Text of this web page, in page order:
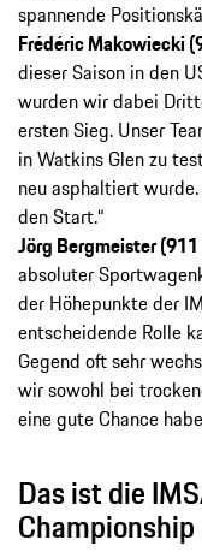
spannende
Frédéric Makowiecki
dieser Saison in den
wurden wir dabei
ersten Sieg. Unser
in Watkins Glen zu
neu asphaltiert
den Start.“
Jörg Bergmeister
absoluter
der Höhepunkte der
entscheidende Rolle
Gegend oft sehr
wir sowohl bei
eine gute Chance
Das ist die
Championship